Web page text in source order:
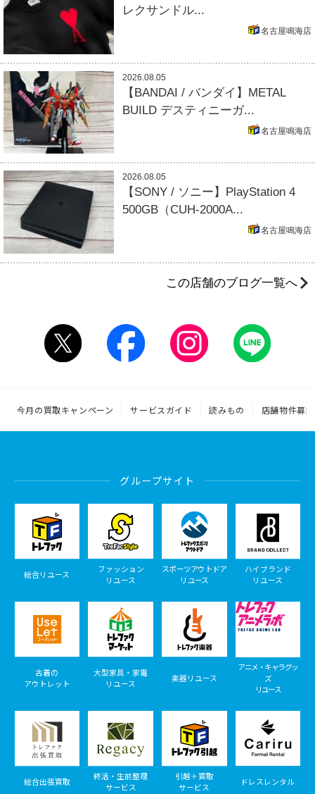
レクサンドル...
名古屋鳴海店
2026.08.05
【BANDAI / バンダイ】METAL
BUILD デスティニーガ...
名古屋鳴海店
2026.08.05
【SONY / ソニー】PlayStation 4
500GB（CUH-2000A...
名古屋鳴海店
この店舗のブログ一覧へ
今月の買取キャンペーン サービスガイド 読みもの 店舗物件募集
グループサイト
総合リユース
ファッション
リユース
スポーツアウトドア
リユース
ハイブランド
リユース
古着の
アウトレット
大型家具・家電
リユース
楽器リユース
アニメ・キャラグッ
ズ
リユース
総合出張買取
終活・生前整理
サービス
引越＋買取
サービス
ドレスレンタル